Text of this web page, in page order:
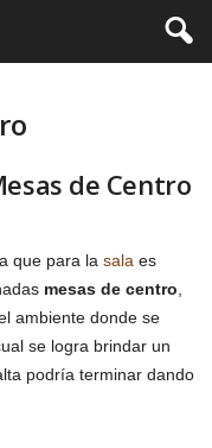
de Centro
que para la sala es
mesas de centro
ambiente donde se
se logra brindar un
podría terminar dando